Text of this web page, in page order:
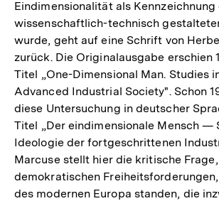
Eindimensionalität als Kennzeichnung
wissenschaftlich-technisch
wurde, geht auf eine Schrift von
zurück. Die Originalausgabe erschien
Titel „One-Dimensional Man. Studies
Advanced Industrial Society". Schon
diese Untersuchung in deutscher
Titel „Der eindimensionale Mensch —
Ideologie der fortgeschrittenen
Marcuse stellt hier die kritische
demokratischen
des modernen Europa standen, die